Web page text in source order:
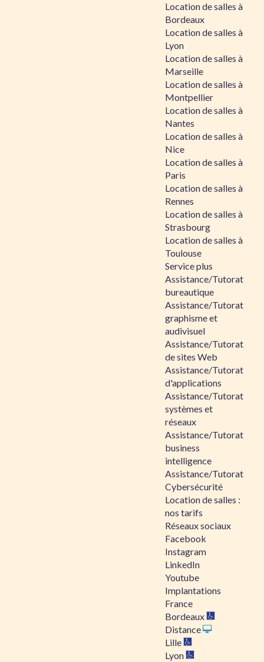
Location de salles à
Bordeaux
Location de salles à
Lyon
Location de salles à
Marseille
Location de salles à
Montpellier
Location de salles à
Nantes
Location de salles à
Nice
Location de salles à
Paris
Location de salles à
Rennes
Location de salles à
Strasbourg
Location de salles à
Toulouse
Service plus
Assistance/Tutorat
bureautique
Assistance/Tutorat
graphisme et
audivisuel
Assistance/Tutorat
de sites Web
Assistance/Tutorat
d'applications
Assistance/Tutorat
systèmes et
réseaux
Assistance/Tutorat
business
intelligence
Assistance/Tutorat
Cybersécurité
Location de salles :
nos tarifs
Réseaux sociaux
Facebook
Instagram
LinkedIn
Youtube
Implantations
France
Bordeaux
Distance
Lille
Lyon